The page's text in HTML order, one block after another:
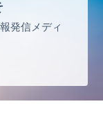
発信メディ